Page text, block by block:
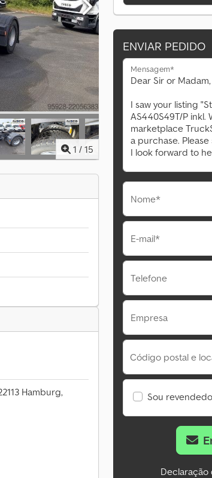
1 / 15
Hamburg,
ENVIAR PEDIDO
Mensagem*
Nome*
E-mail*
Telefone
Empresa
Código postal e
Sou